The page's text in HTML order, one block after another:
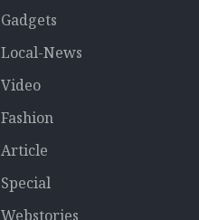
Gadgets
Local-News
Video
Fashion
Article
Special